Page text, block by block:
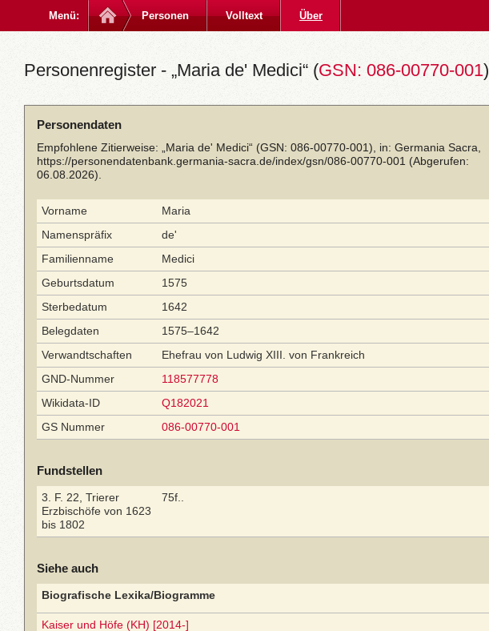
Menü: Personen Volltext Über
Personenregister - „Maria de' Medici“ (GSN: 086-00770-001)
Personendaten
Empfohlene Zitierweise: „Maria de' Medici“ (GSN: 086-00770-001), in: Germania Sacra,
https://personendatenbank.germania-sacra.de/index/gsn/086-00770-001 (Abgerufen:
06.08.2026).
Vorname
Maria
Namenspräfix
de'
Familienname
Medici
Geburtsdatum
1575
Sterbedatum
1642
Belegdaten
1575–1642
Verwandtschaften
Ehefrau von Ludwig XIII. von Frankreich
GND-Nummer
118577778
Wikidata-ID
Q182021
GS Nummer
086-00770-001
Fundstellen
3. F. 22, Trierer
Erzbischöfe von 1623
bis 1802
75f..
Siehe auch
Biografische Lexika/Biogramme
Kaiser und Höfe (KH) [2014-]